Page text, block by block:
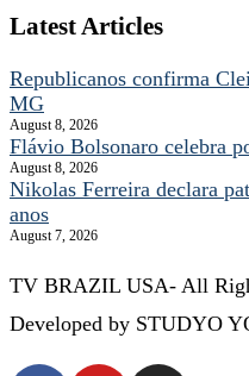
Latest Articles
Republicanos confirma
MG
August 8, 2026
Flávio Bolsonaro celebra
August 8, 2026
Nikolas Ferreira declara
anos
August 7, 2026
TV BRAZIL USA- All
Developed by STUDYO